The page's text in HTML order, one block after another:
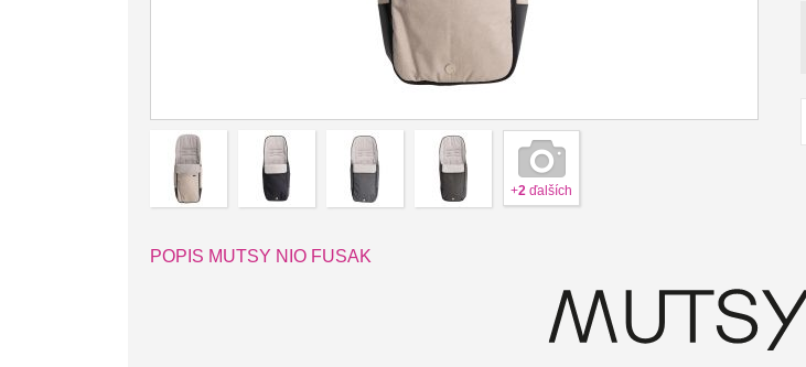
+2 ďalších
POPIS MUTSY NIO FUSAK